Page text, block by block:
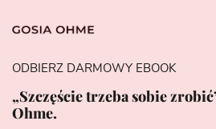
ODBIERZ DARMOWY EBOOK
„Szczęście trzeba sobie
Ohme.